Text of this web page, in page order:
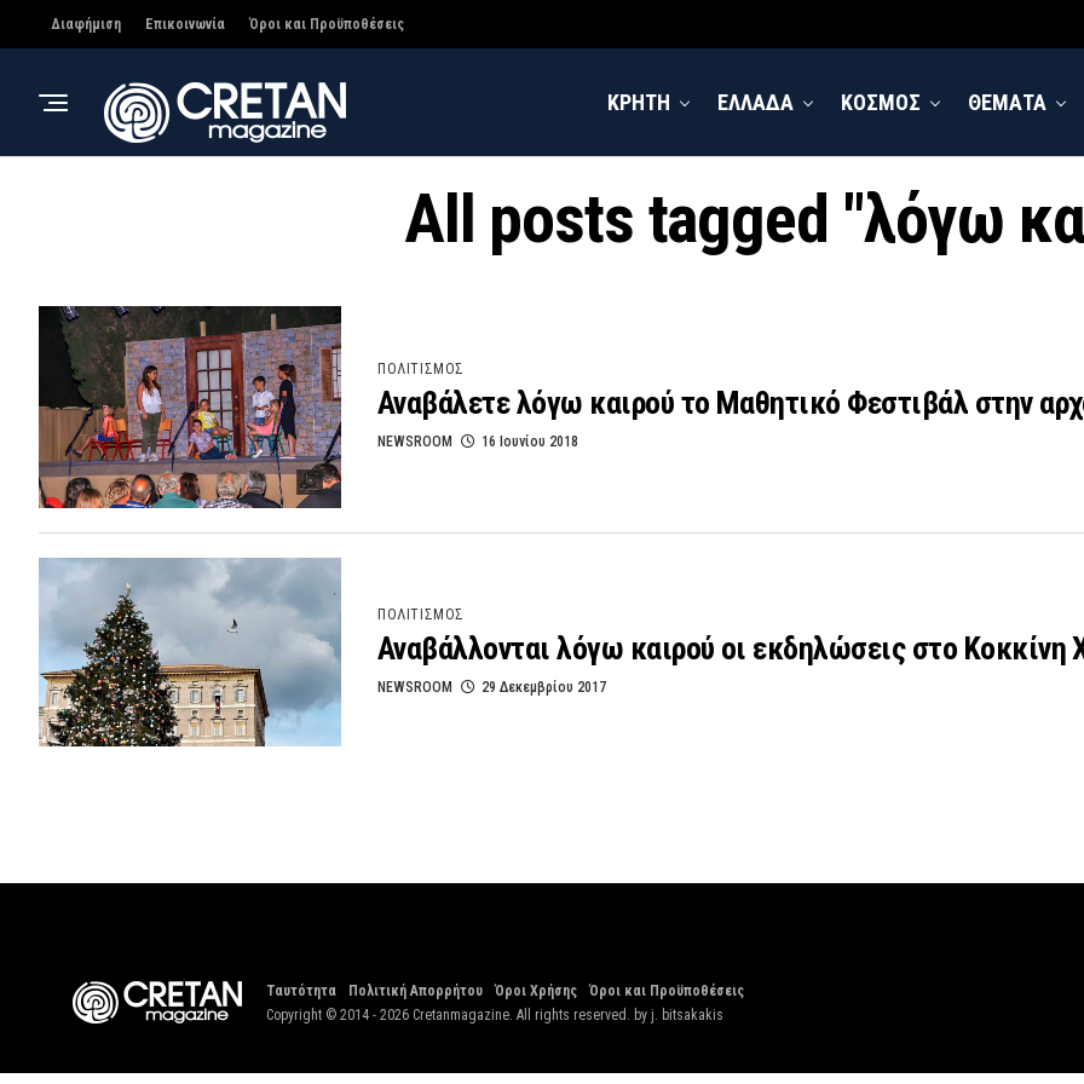
Διαφήμιση Επικοινωνία Όροι και Προϋποθέσεις
ΚΡΗΤΗ ΕΛΛΑΔΑ ΚΟΣΜΟΣ ΘΕΜΑΤΑ
All posts tagged "λόγω
ΠΟΛΙΤΙΣΜΟΣ
Αναβάλετε λόγω καιρού το Μαθητικό Φεστιβάλ στην
NEWSROOM 16 Ιουνίου 2018
ΠΟΛΙΤΙΣΜΟΣ
Αναβάλλονται λόγω καιρού οι εκδηλώσεις στο Κοκκίνη
NEWSROOM 29 Δεκεμβρίου 2017
Ταυτότητα Πολιτική Απορρήτου Όροι Χρήσης
Όροι και Προϋποθέσεις
Copyright © 2014 - 2026 Cretanmagazine. All rights reserved. by j. bitsakakis